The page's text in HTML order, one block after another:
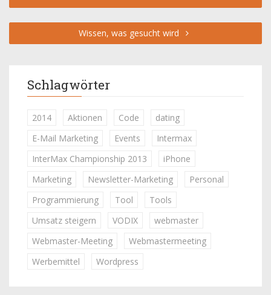
Wissen, was gesucht wird
Schlagwörter
2014 Aktionen Code
dating
E-Mail Marketing
Events
Intermax
InterMax Championship 2013
iPhone
Marketing
Newsletter-Marketing
Personal
Programmierung
Tool
Tools
Umsatz steigern
VODIX
webmaster
Webmaster-Meeting
Webmastermeeting
Werbemittel
Wordpress